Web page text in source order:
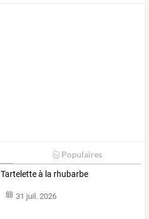
Populaires
Tartelette à la rhubarbe
31 juil. 2026